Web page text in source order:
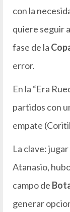
con la
quiere seguir
fase de la
error.
En la “Era
partidos con
empate
La clave:
Atanasio,
campo de
generar